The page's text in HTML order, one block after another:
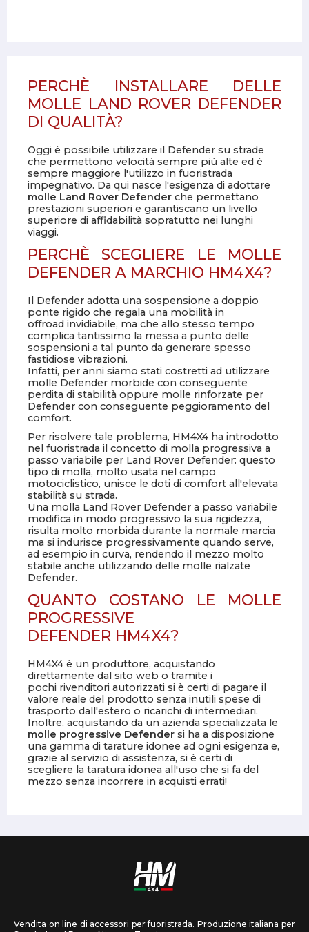
PERCHÈ INSTALLARE DELLE
MOLLE LAND ROVER DEFENDER
DI QUALITÀ?
Oggi è possibile utilizzare il Defender su strade
che permettono velocità sempre più alte ed è
sempre maggiore l'utilizzo in fuoristrada
impegnativo. Da qui nasce l'esigenza di adottare
molle Land Rover Defender che permettano
prestazioni superiori e garantiscano un livello
superiore di affidabilità sopratutto nei lunghi
viaggi.
PERCHÈ SCEGLIERE LE MOLLE
DEFENDER A MARCHIO HM4X4?
Il Defender adotta una sospensione a doppio
ponte rigido che regala una mobilità in
offroad invidiabile, ma che allo stesso tempo
complica tantissimo la messa a punto delle
sospensioni a tal punto da generare spesso
fastidiose vibrazioni.
Infatti, per anni siamo stati costretti ad utilizzare
molle Defender morbide con conseguente
perdita di stabilità oppure molle rinforzate per
Defender con conseguente peggioramento del
comfort.
Per risolvere tale problema, HM4X4 ha introdotto
nel fuoristrada il concetto di molla progressiva a
passo variabile per Land Rover Defender: questo
tipo di molla, molto usata nel campo
motociclistico, unisce le doti di comfort all'elevata
stabilità su strada.
Una molla Land Rover Defender a passo variabile
modifica in modo progressivo la sua rigidezza,
risulta molto morbida durante la normale marcia
ma si indurisce progressivamente quando serve,
ad esempio in curva, rendendo il mezzo molto
stabile anche utilizzando delle molle rialzate
Defender.
QUANTO COSTANO LE MOLLE
PROGRESSIVE
DEFENDER HM4X4?
HM4X4 è un produttore, acquistando
direttamente dal sito web o tramite i
pochi rivenditori autorizzati si è certi di pagare il
valore reale del prodotto senza inutili spese di
trasporto dall'estero o ricarichi di intermediari.
Inoltre, acquistando da un azienda specializzata le
molle progressive Defender si ha a disposizione
una gamma di tarature idonee ad ogni esigenza e,
grazie al servizio di assistenza, si è certi di
scegliere la taratura idonea all'uso che si fa del
mezzo senza incorrere in acquisti errati!
Vendita on line di accessori per fuoristrada. Produzione italiana per